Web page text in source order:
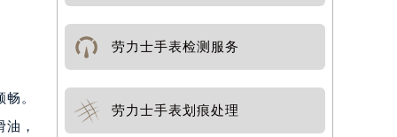
。
，
劳力士手表检测服务
劳力士手表划痕处理